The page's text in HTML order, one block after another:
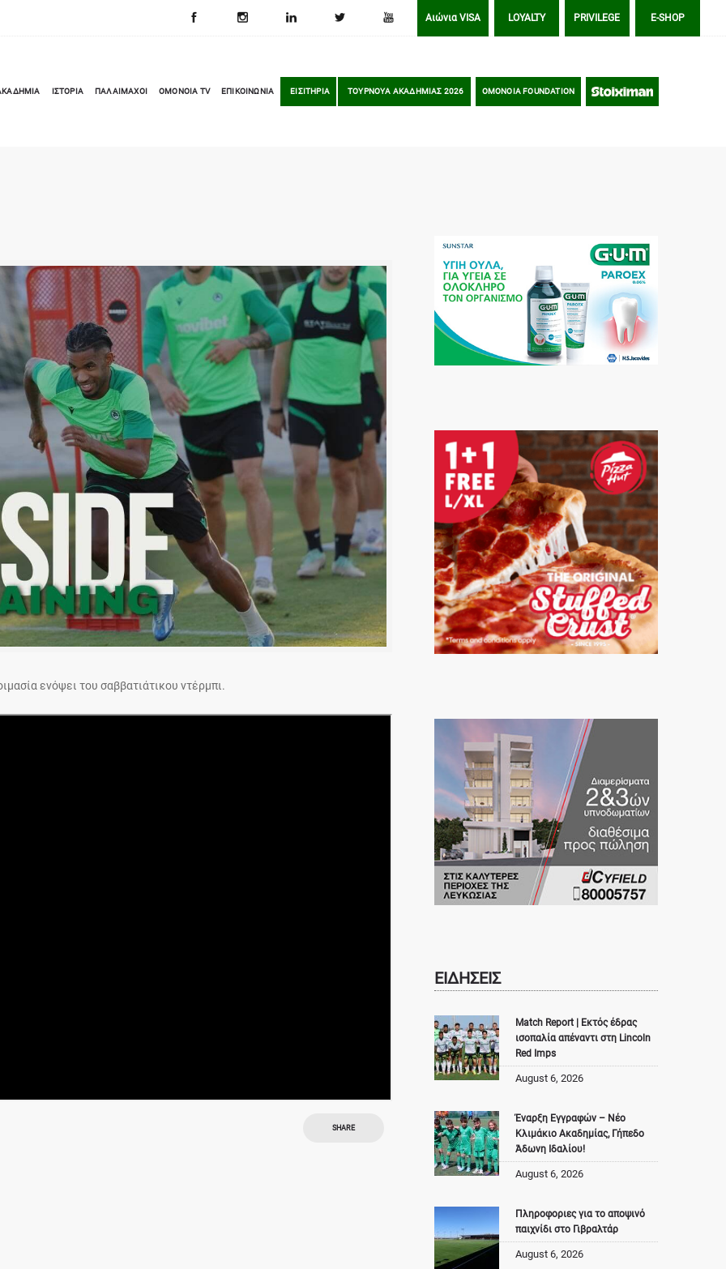
Αιώνια VISA LOYALTY PRIVILEGE E-SHOP
ΙΣΤΟΡΙΑ ΠΑΛΑΙΜΑΧΟΙ OMONOIA TV ΕΠΙΚΟΙΝΩΝΙΑ ΕΙΣΙΤΗΡΙΑ ΤΟΥΡΝΟΥΑ ΑΚΑΔΗΜΙΑΣ 2026 OMONOIA FOUNDATION STOIXIMAN
ενόψει του σαββατιάτικου ντέρμπι.
SHARE
ΕΙΔΗΣΕΙΣ
Match Report | Εκτός έδρας
ισοπαλία απέναντι στη Lincoln
Red Imps
August 6, 2026
Έναρξη Εγγραφών – Νέο
Κλιμάκιο Ακαδημίας, Γήπεδο
Άδωνη Ιδαλίου!
August 6, 2026
Πληροφοριες για το αποψινό
παιχνίδι στο Γιβραλτάρ
August 6, 2026